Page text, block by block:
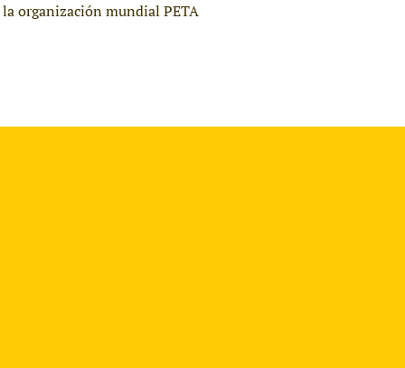
organización mundial PETA